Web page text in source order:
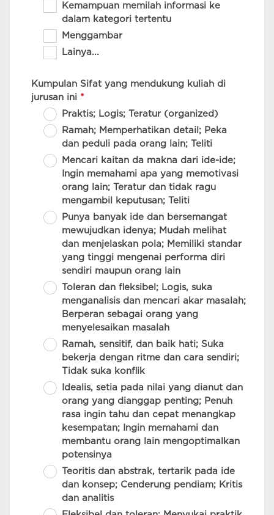
Kemampuan memilah informasi ke
dalam kategori tertentu
Menggambar
Lainya...
Kumpulan Sifat yang mendukung kuliah di
jurusan ini *
Praktis; Logis; Teratur (organized)
Ramah; Memperhatikan detail; Peka
dan peduli pada orang lain; Teliti
Mencari kaitan da makna dari ide-ide;
Ingin memahami apa yang memotivasi
orang lain; Teratur dan tidak ragu
mengambil keputusan; Teliti
Punya banyak ide dan bersemangat
mewujudkan idenya; Mudah melihat
dan menjelaskan pola; Memiliki standar
yang tinggi mengenai performa diri
sendiri maupun orang lain
Toleran dan fleksibel; Logis, suka
menganalisis dan mencari akar masalah;
Berperan sebagai orang yang
menyelesaikan masalah
Ramah, sensitif, dan baik hati; Suka
bekerja dengan ritme dan cara sendiri;
Tidak suka konflik
Idealis, setia pada nilai yang dianut dan
orang yang dianggap penting; Penuh
rasa ingin tahu dan cepat menangkap
kesempatan; Ingin memahami dan
membantu orang lain mengoptimalkan
potensinya
Teoritis dan abstrak, tertarik pada ide
dan konsep; Cenderung pendiam; Kritis
dan analitis